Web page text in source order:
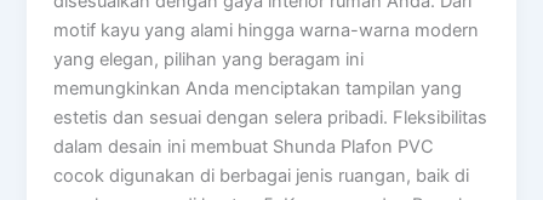
motif kayu yang alami hingga warna-warna modern
yang elegan, pilihan yang beragam ini
memungkinkan Anda menciptakan tampilan yang
estetis dan sesuai dengan selera pribadi. Fleksibilitas
dalam desain ini membuat Shunda Plafon PVC
cocok digunakan di berbagai jenis ruangan, baik di